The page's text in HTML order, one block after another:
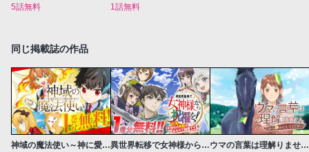
5話無料 1話無料
同じ掲載誌の作品
神域の魔法使い～神に愛された落第生は魔法学院へ通う～ 異世界転移で女神様から祝福を！～いえ、手持ちの異能があるので結構です～@COMIC ウマの言葉は理解りませんだから静かにしてください！